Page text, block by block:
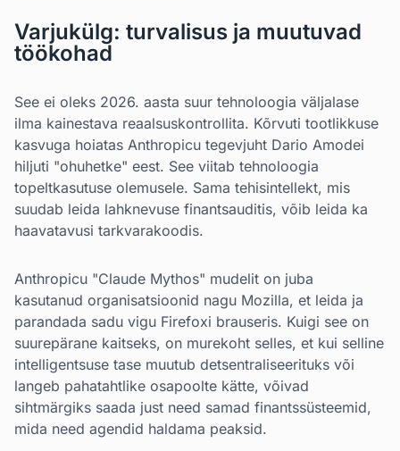
Varjukülg: turvalisus ja muutuvad
töökohad
See ei oleks 2026. aasta suur tehnoloogia väljalase
ilma kainestava reaalsuskontrollita. Kõrvuti tootlikkuse
kasvuga hoiatas Anthropicu tegevjuht Dario Amodei
hiljuti "ohuhetke" eest. See viitab tehnoloogia
topeltkasutuse olemusele. Sama tehisintellekt, mis
suudab leida lahknevuse finantsauditis, võib leida ka
haavatavusi tarkvarakoodis.
Anthropicu "Claude Mythos" mudelit on juba
kasutanud organisatsioonid nagu Mozilla, et leida ja
parandada sadu vigu Firefoxi brauseris. Kuigi see on
suurepärane kaitseks, on murekoht selles, et kui selline
intelligentsuse tase muutub detsentraliseerituks või
langeb pahatahtlike osapoolte kätte, võivad
sihtmärgiks saada just need samad finantssüsteemid,
mida need agendid haldama peaksid.